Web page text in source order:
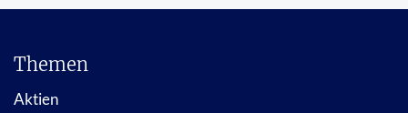
Themen
Aktien